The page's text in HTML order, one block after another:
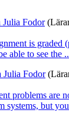
Fodor
is graded
able to see the
Julia Fodor
problems are
systems, but